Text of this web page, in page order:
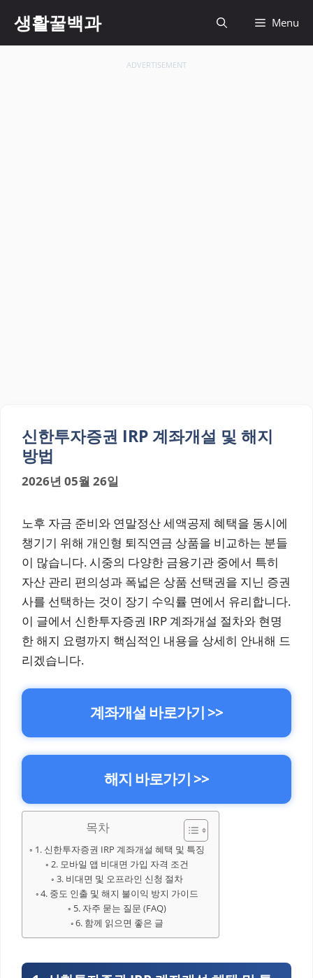
생활꿀백과 Menu
ADVERTISEMENT
신한투자증권 IRP 계좌개설 및 해지
방법
2026년 05월 26일
노후 자금 준비와 연말정산 세액공제 혜택을 동시에
챙기기 위해 개인형 퇴직연금 상품을 비교하는 분들
이 많습니다. 시중의 다양한 금융기관 중에서 특히
자산 관리 편의성과 폭넓은 상품 선택권을 지닌 증권
사를 선택하는 것이 장기 수익률 면에서 유리합니다.
이 글에서 신한투자증권 IRP 계좌개설 절차와 현명
한 해지 요령까지 핵심적인 내용을 상세히 안내해 드
리겠습니다.
계좌개설 바로가기 >>
해지 바로가기 >>
목차
1. 신한투자증권 IRP 계좌개설 혜택 및 특징
2. 모바일 앱 비대면 가입 자격 조건
3. 비대면 및 오프라인 신청 절차
4. 중도 인출 및 해지 불이익 방지 가이드
5. 자주 묻는 질문 (FAQ)
6. 함께 읽으면 좋은 글